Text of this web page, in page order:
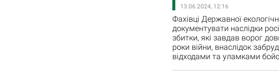
13.06.2024, 12:16
Фахівці Державної
документувати наслідки
збитки, які завдав ворог
роки війни, внаслідок
відходами та уламками